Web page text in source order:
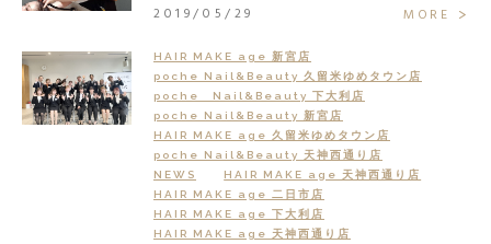
ッフ？
2019/05/29 MORE
HAIR MAKE age 新宮店
poche Nail&Beauty 久留米ゆめタウン店
poche Nail&Beauty 下大利店
poche Nail&Beauty 新宮店
HAIR MAKE age 久留米ゆめタウン店
poche Nail&Beauty 天神西通り店
NEWS
HAIR MAKE age 天神西通り店
HAIR MAKE age 二日市店
HAIR MAKE age 下大利店
HAIR MAKE age 天神西通り店